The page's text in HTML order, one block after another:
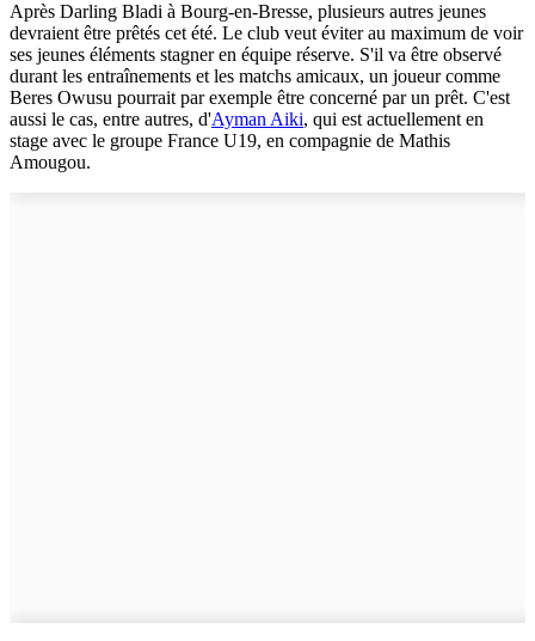
Après Darling Bladi à Bourg-en-Bresse, plusieurs autres jeunes
devraient être prêtés cet été. Le club veut éviter au maximum de voir
ses jeunes éléments stagner en équipe réserve. S'il va être observé
durant les entraînements et les matchs amicaux, un joueur comme
Beres Owusu pourrait par exemple être concerné par un prêt. C'est
aussi le cas, entre autres, d'Ayman Aiki, qui est actuellement en
stage avec le groupe France U19, en compagnie de Mathis
Amougou.